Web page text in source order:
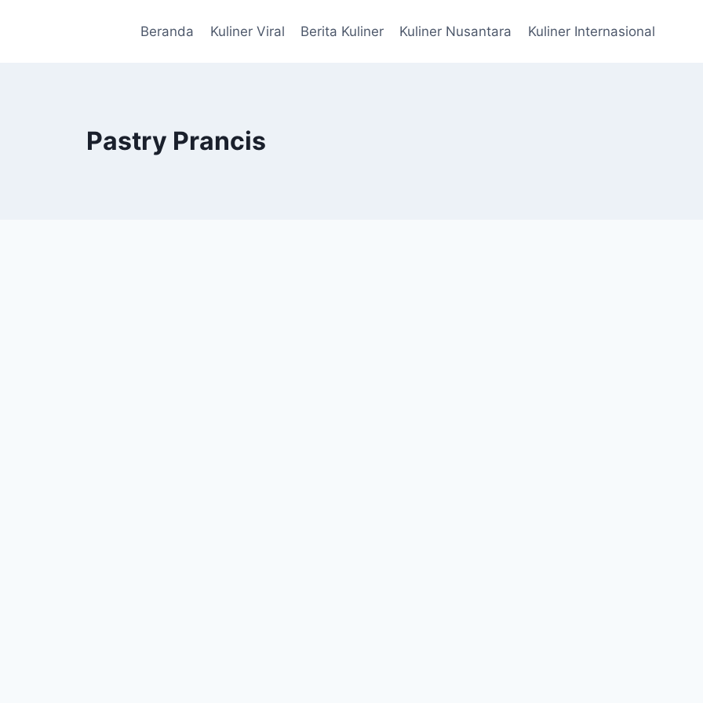
Beranda Kuliner Viral Berita Kuliner Kuliner Nusantara Kuliner Internasional
Pastry Prancis